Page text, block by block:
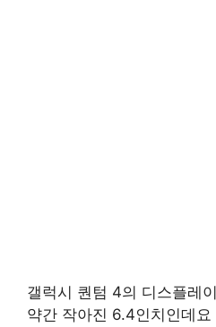
갤럭시 퀀텀 4의 디스플레
약간 작아진 6.4인치인데